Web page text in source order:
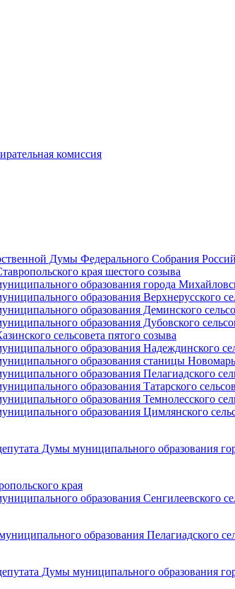
комиссия
Думы Федерального Собрания
края шестого созыва
образования города
образования Верхнерусского
образования Деминского
образования Дубовского
сельсовета пятого созыва
образования Надеждинского
образования станицы
образования Пелагиадского
образования Татарского
образования Темнолесского
образования Цимлянского
Думы муниципального образования
края
образования Сенгилеевского
образования Пелагиадского
Думы муниципального образования